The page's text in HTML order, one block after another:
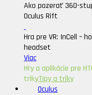
Ako pozerať 360-
Oculus Rift
Hra pre VR: InCell –
headset
Viac
Hry a aplikácie pre
trikyTipy a triky
Oculus